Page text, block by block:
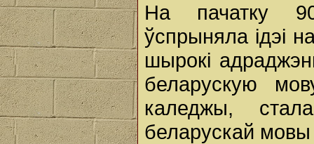
На пачатку
ўспрыняла ідэі
шырокі
беларускую
каледжы,
беларускай мовы